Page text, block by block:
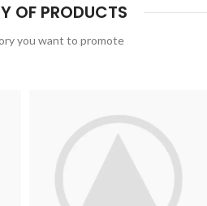
OF PRODUCTS
you want to promote